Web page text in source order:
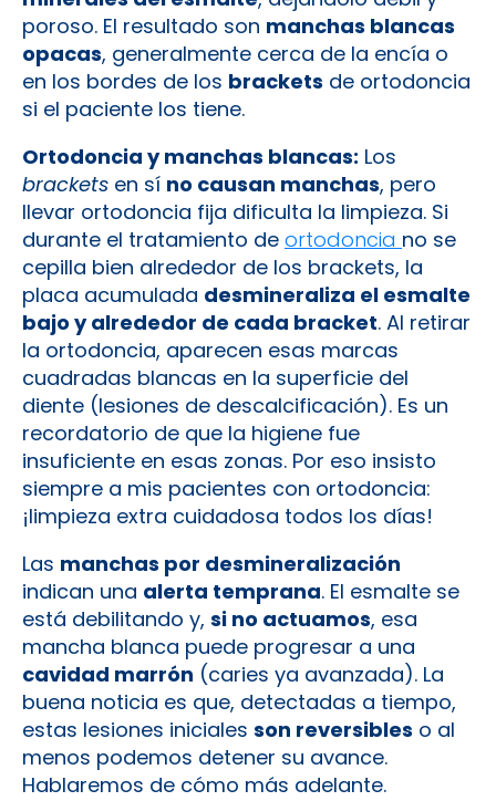
poroso. El resultado son manchas blancas
opacas, generalmente cerca de la encía o
en los bordes de los brackets de ortodoncia
si el paciente los tiene.
Ortodoncia y manchas blancas: Los
brackets en sí no causan manchas, pero
llevar ortodoncia fija dificulta la limpieza. Si
durante el tratamiento de ortodoncia no se
cepilla bien alrededor de los brackets, la
placa acumulada desmineraliza el esmalte
bajo y alrededor de cada bracket. Al retirar
la ortodoncia, aparecen esas marcas
cuadradas blancas en la superficie del
diente (lesiones de descalcificación). Es un
recordatorio de que la higiene fue
insuficiente en esas zonas. Por eso insisto
siempre a mis pacientes con ortodoncia:
¡limpieza extra cuidadosa todos los días!
Las manchas por desmineralización
indican una alerta temprana. El esmalte se
está debilitando y, si no actuamos, esa
mancha blanca puede progresar a una
cavidad marrón (caries ya avanzada). La
buena noticia es que, detectadas a tiempo,
estas lesiones iniciales son reversibles o al
menos podemos detener su avance.
Hablaremos de cómo más adelante.